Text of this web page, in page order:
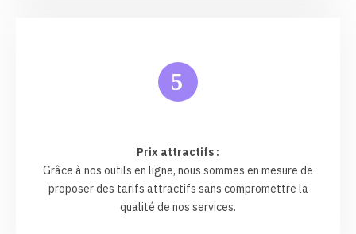
5
Prix attractifs :
Grâce à nos outils en ligne, nous sommes en mesure de
proposer des tarifs attractifs sans compromettre la
qualité de nos services.